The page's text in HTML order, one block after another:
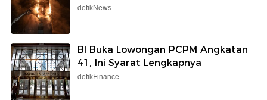
detikNews
BI Buka Lowongan PCPM Angkatan
41, Ini Syarat Lengkapnya
detikFinance